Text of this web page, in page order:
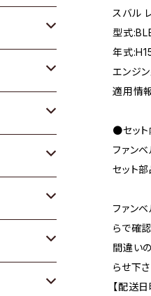
スバル
型式
年式
エンジ
適用情
●セッ
ファン
セット
ファン
らで確
間違い
らせ下さ
【配送